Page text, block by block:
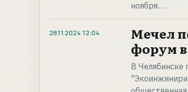
ноября.…
28.11.2024 12:04
Мечел
форум
В Челябинске